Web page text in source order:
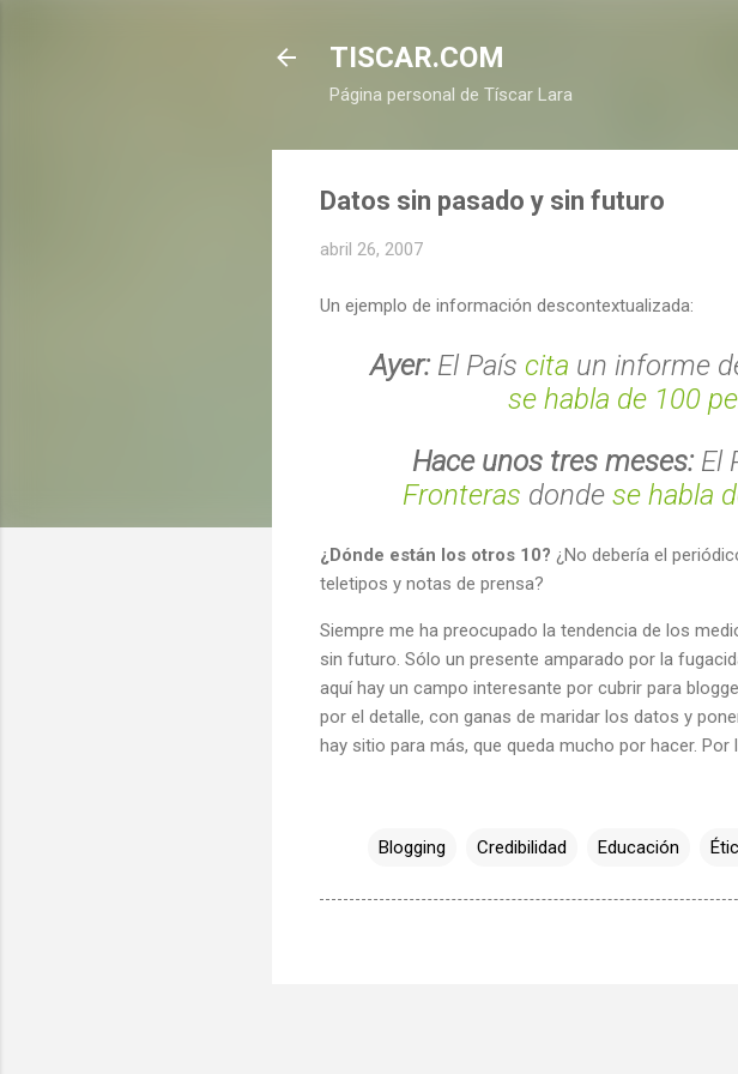
TISCAR.COM
Página personal de Tíscar Lara
Datos sin pasado y sin futuro
abril 26, 2007
Un ejemplo de información descontextualizada:
Ayer:El País cita un informe
se habla de 100
Hace unos tres meses:El
Fronteras donde se habla
¿Dónde están los otros 10? ¿No debería el
teletipos y notas de prensa?
Siempre me ha preocupado la tendencia de los
sin futuro. Sólo un presente amparado por la
aquí hay un campo interesante por cubrir para
por el detalle, con ganas de maridar los datos y
hay sitio para más, que queda mucho por hacer. Por
Blogging Credibilidad Educación